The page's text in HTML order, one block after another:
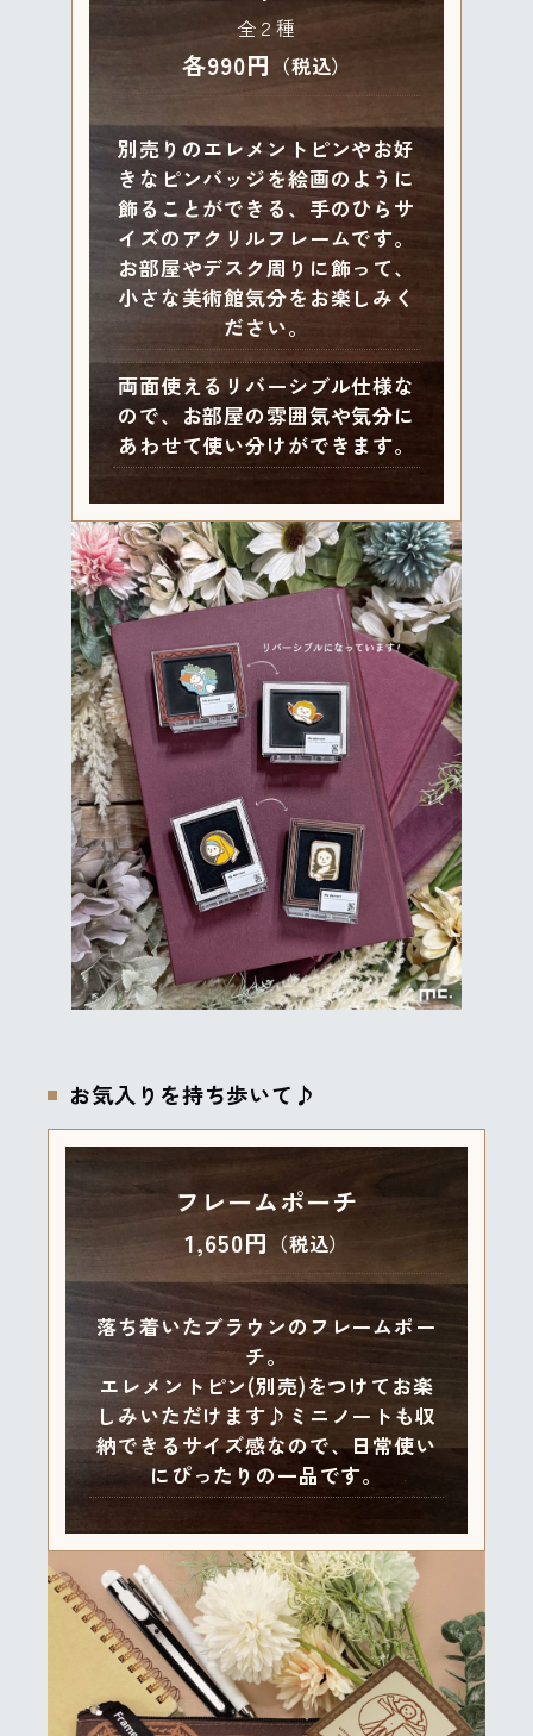
全２種
各990円 （税込）
別売りのエレメントピンやお好
きなピンバッジを絵画のように
飾ることができる、手のひらサ
イズのアクリルフレームです。
お部屋やデスク周りに飾って、
小さな美術館気分をお楽しみく
ださい。
両面使えるリバーシブル仕様な
ので、お部屋の雰囲気や気分に
あわせて使い分けができます。
お気入りを持ち歩いて♪
フレームポーチ
1,650円 （税込）
落ち着いたブラウンのフレームポー
チ。
エレメントピン(別売)をつけてお楽
しみいただけます♪ミニノートも収
納できるサイズ感なので、日常使い
にぴったりの一品です。